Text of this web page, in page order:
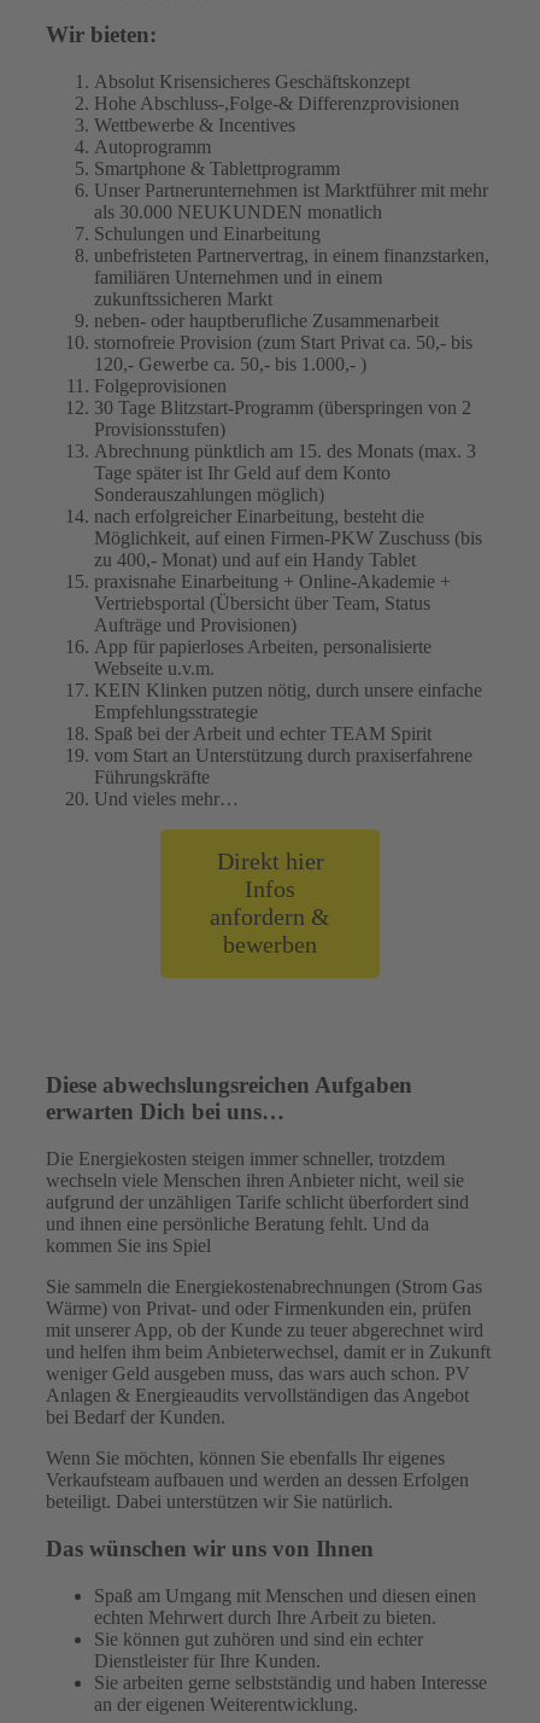
Wir bieten:
Absolut Krisensicheres Geschäftskonzept
Hohe Abschluss-,Folge-& Differenzprovisionen
Wettbewerbe & Incentives
Autoprogramm
Smartphone & Tablettprogramm
Unser Partnerunternehmen ist Marktführer mit mehr
als 30.000 NEUKUNDEN monatlich
Schulungen und Einarbeitung
unbefristeten Partnervertrag, in einem finanzstarken,
familiären Unternehmen und in einem
zukunftssicheren Markt
neben- oder hauptberufliche Zusammenarbeit
stornofreie Provision (zum Start Privat ca. 50,- bis
120,- Gewerbe ca. 50,- bis 1.000,- )
Folgeprovisionen
30 Tage Blitzstart-Programm (überspringen von 2
Provisionsstufen)
Abrechnung pünktlich am 15. des Monats (max. 3
Tage später ist Ihr Geld auf dem Konto
Sonderauszahlungen möglich)
nach erfolgreicher Einarbeitung, besteht die
Möglichkeit, auf einen Firmen-PKW Zuschuss (bis
zu 400,- Monat) und auf ein Handy Tablet
praxisnahe Einarbeitung + Online-Akademie +
Vertriebsportal (Übersicht über Team, Status
Aufträge und Provisionen)
App für papierloses Arbeiten, personalisierte
Webseite u.v.m.
KEIN Klinken putzen nötig, durch unsere einfache
Empfehlungsstrategie
Spaß bei der Arbeit und echter TEAM Spirit
vom Start an Unterstützung durch praxiserfahrene
Führungskräfte
Und vieles mehr…
Direkt hier
Infos
anfordern &
bewerben
Diese abwechslungsreichen Aufgaben
erwarten Dich bei uns…
Die Energiekosten steigen immer schneller, trotzdem
wechseln viele Menschen ihren Anbieter nicht, weil sie
aufgrund der unzähligen Tarife schlicht überfordert sind
und ihnen eine persönliche Beratung fehlt. Und da
kommen Sie ins Spiel
Sie sammeln die Energiekostenabrechnungen (Strom Gas
Wärme) von Privat- und oder Firmenkunden ein, prüfen
mit unserer App, ob der Kunde zu teuer abgerechnet wird
und helfen ihm beim Anbieterwechsel, damit er in Zukunft
weniger Geld ausgeben muss, das wars auch schon. PV
Anlagen & Energieaudits vervollständigen das Angebot
bei Bedarf der Kunden.
Wenn Sie möchten, können Sie ebenfalls Ihr eigenes
Verkaufsteam aufbauen und werden an dessen Erfolgen
beteiligt. Dabei unterstützen wir Sie natürlich.
Das wünschen wir uns von Ihnen
Spaß am Umgang mit Menschen und diesen einen
echten Mehrwert durch Ihre Arbeit zu bieten.
Sie können gut zuhören und sind ein echter
Dienstleister für Ihre Kunden.
Sie arbeiten gerne selbstständig und haben Interesse
an der eigenen Weiterentwicklung.